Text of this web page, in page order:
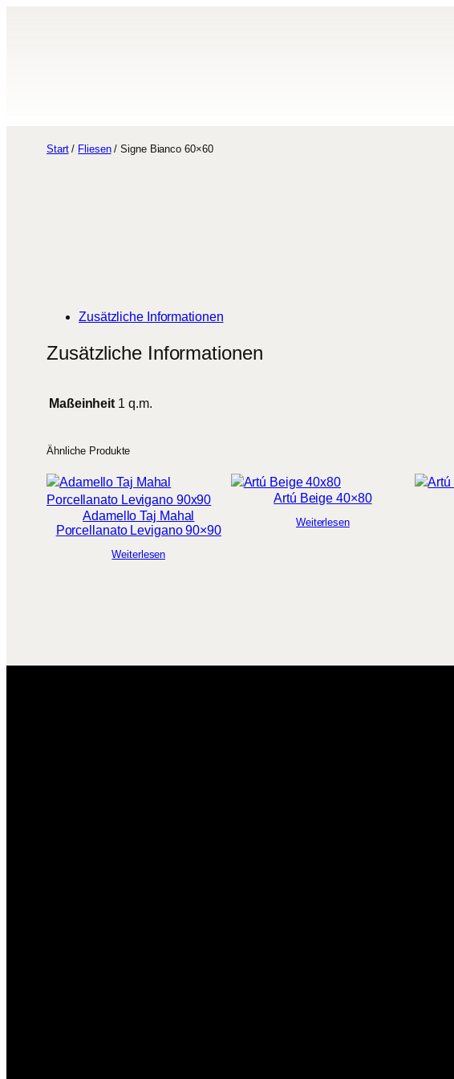
Start/ Fliesen/ Signe Bianco 60×60
Zusätzliche Informationen
Zusätzliche Informationen
Maßeinheit 1 q.m.
Ähnliche Produkte
Adamello Taj Mahal
Porcellanato Levigano 90×90
Weiterlesen
Artú Beige 40×80
Weiterlesen